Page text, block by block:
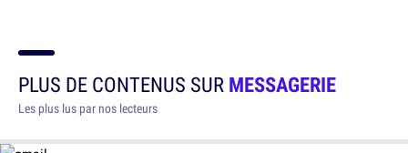
PLUS DE CONTENUS SURMESSAGERIE
Les plus lus par nos lecteurs